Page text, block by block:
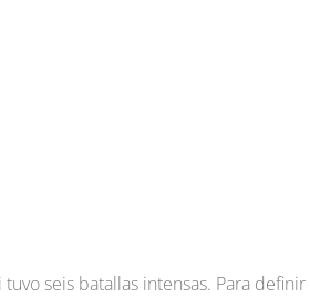
seis batallas intensas. Para definir